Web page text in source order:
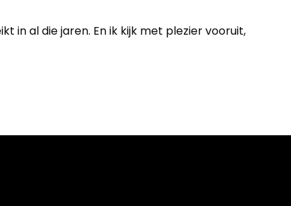
in al die jaren. En ik kijk met plezier vooruit,